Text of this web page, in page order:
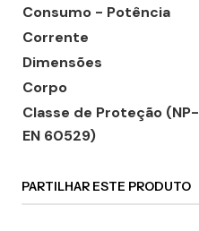
Consumo - Potência
Corrente
Dimensões
Corpo
Classe de Proteção (NP-
EN 60529)
PARTILHAR ESTE PRODUTO